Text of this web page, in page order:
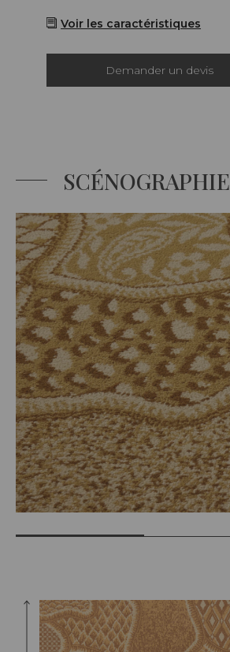
Voir les caractéristiques
Demander un devis
SCÉNOGRAPHIE